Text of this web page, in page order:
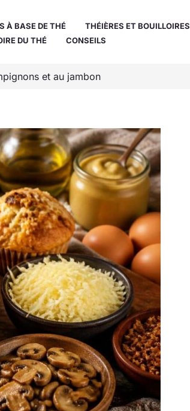
À BASE DE THÉ THÉIÈRES ET BOUILLOIRES
DU THÉ CONSEILS
et au jambon